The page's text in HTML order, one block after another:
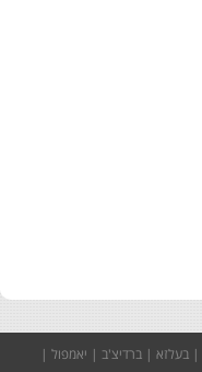
|בעלזא |ברדיצ'ב | יאמפול |